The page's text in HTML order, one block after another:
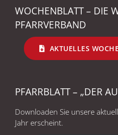
WOCHENBLATT – DIE
PFARRVERBAND
AKTUELLES
PFARRBLATT – „DER
Downloaden Sie unsere
Jahr erscheint.